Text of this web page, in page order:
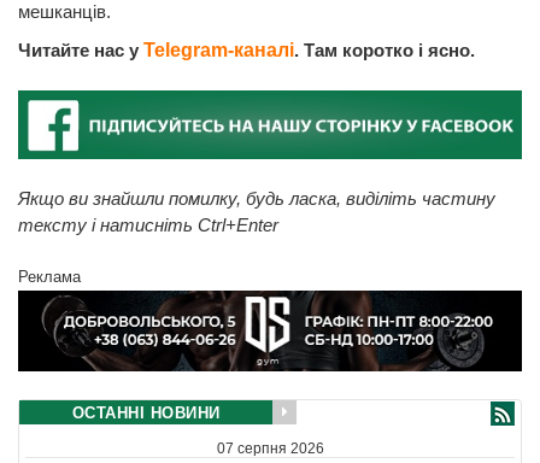
мешканців.
Читайте нас у Telegram-каналі. Там коротко і ясно.
Якщо ви знайшли помилку, будь ласка, виділіть частину
тексту і натисніть Ctrl+Enter
Реклама
ОСТАННІ НОВИНИ
07 серпня 2026